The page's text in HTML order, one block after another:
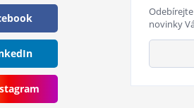
novinky